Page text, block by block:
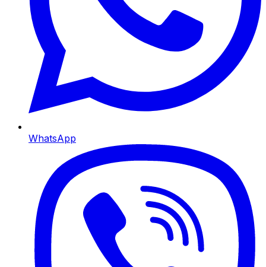
WhatsApp